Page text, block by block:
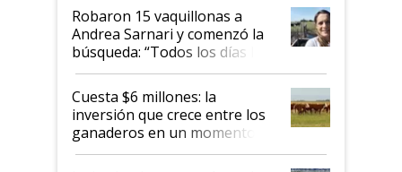
Robaron 15 vaquillonas a
Andrea Sarnari y comenzó la
búsqueda: “Todos los días le
toca a algún productor”
Cuesta $6 millones: la
inversión que crece entre los
ganaderos en un momento
histórico para la actividad